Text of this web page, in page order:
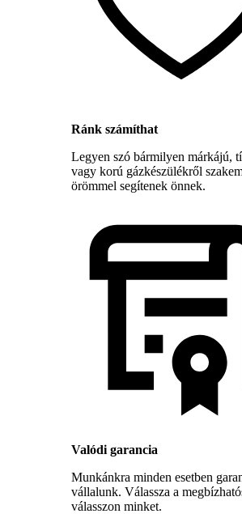
Ránk számíthat
Legyen szó bármilyen márkájú,
vagy korú gázkészülékről
örömmel segítenek önnek.
Valódi garancia
Munkánkra minden esetben
vállalunk. Válassza a
válasszon minket.